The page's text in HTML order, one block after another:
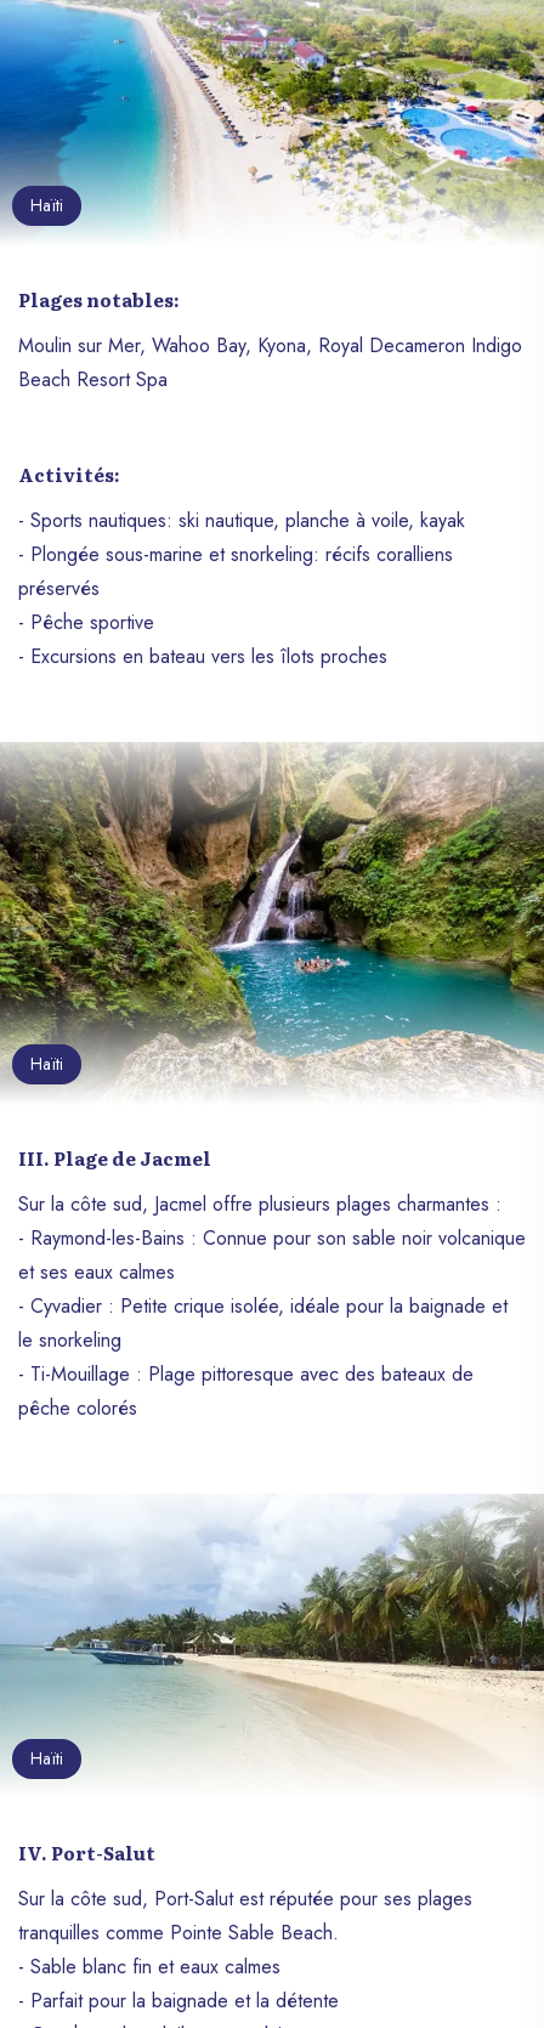
Haïti
Plages notables:
Moulin sur Mer, Wahoo Bay, Kyona, Royal Decameron Indigo
Beach Resort Spa
Activités:
- Sports nautiques: ski nautique, planche à voile, kayak
- Plongée sous-marine et snorkeling: récifs coralliens
préservés
- Pêche sportive
- Excursions en bateau vers les îlots proches
Haïti
III. Plage de Jacmel
Sur la côte sud, Jacmel offre plusieurs plages charmantes :
- Raymond-les-Bains : Connue pour son sable noir volcanique
et ses eaux calmes
- Cyvadier : Petite crique isolée, idéale pour la baignade et
le snorkeling
- Ti-Mouillage : Plage pittoresque avec des bateaux de
pêche colorés
Haïti
IV. Port-Salut
Sur la côte sud, Port-Salut est réputée pour ses plages
tranquilles comme Pointe Sable Beach.
- Sable blanc fin et eaux calmes
- Parfait pour la baignade et la détente